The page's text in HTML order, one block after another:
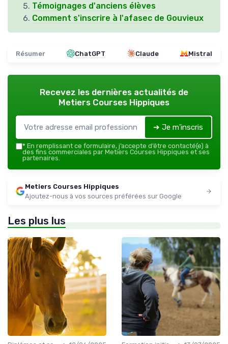
Témoignages d'anciens élèves
Comment s'inscrire à l'afasec de Gouvieux
Résumer ChatGPT Claude Mistral
Recevez les dernières actualités de
Metiers Courses Hippiques
➔ Je m'inscris
* En remplissant ce formulaire, j’accepte d’être contacté(e) à
des fins commerciales par Metiers Courses Hippiques et ses
partenaires.
Metiers Courses Hippiques
Ajoutez-nous à vos sources préférées sur Google
Les plus lus